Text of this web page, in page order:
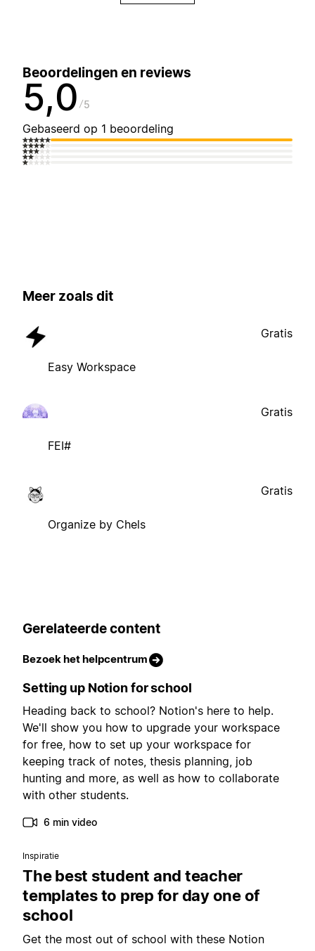
Beoordelingen en reviews
5,0 5
Gebaseerd op 1 beoordeling
Meer zoals dit
Easy Workspace
Gratis
FEI#
Gratis
Organize by Chels
Gratis
Gerelateerde content
Bezoek het helpcentrum
Setting up Notion for school
Heading back to school? Notion's here to help.
We'll show you how to upgrade your workspace
for free, how to set up your workspace for
keeping track of notes, thesis planning, job
hunting and more, as well as how to collaborate
with other students.
6 min video
Inspiratie
The best student and teacher
templates to prep for day one of
school
Get the most out of school with these Notion